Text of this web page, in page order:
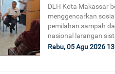
DLH Kota Makassar
menggencarkan
pemilahan sampah
nasional larangan
Rabu, 05 Agu 2026